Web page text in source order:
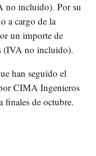
no incluido). Por su
a cargo de la
un importe de
(IVA no incluido).
han seguido el
CIMA Ingenieros
de octubre.